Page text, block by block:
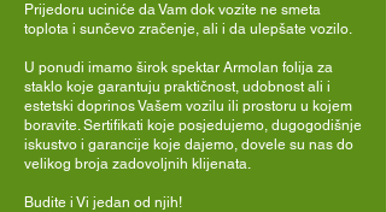
Prijedoru uciniće da Vam dok vozite ne smeta
toplota i sunčevo zračenje, ali i da ulepšate vozilo.
U ponudi imamo širok spektar Armolan folija za
staklo koje garantuju praktičnost, udobnost ali i
estetski doprinos Vašem vozilu ili prostoru u kojem
boravite. Sertifikati koje posjedujemo, dugogodišnje
iskustvo i garancije koje dajemo, dovele su nas do
velikog broja zadovoljnih klijenata.
Budite i Vi jedan od njih!